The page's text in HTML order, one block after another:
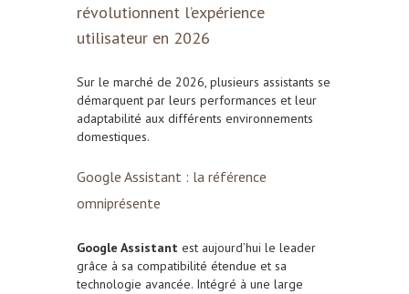
révolutionnent l’expérience
utilisateur en 2026
Sur le marché de 2026, plusieurs assistants se
démarquent par leurs performances et leur
adaptabilité aux différents environnements
domestiques.
Google Assistant : la référence
omniprésente
Google Assistant est aujourd’hui le leader
grâce à sa compatibilité étendue et sa
technologie avancée. Intégré à une large